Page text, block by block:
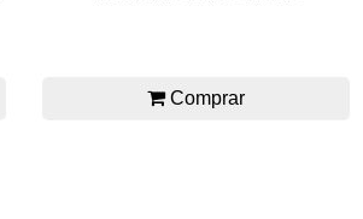
Comprar